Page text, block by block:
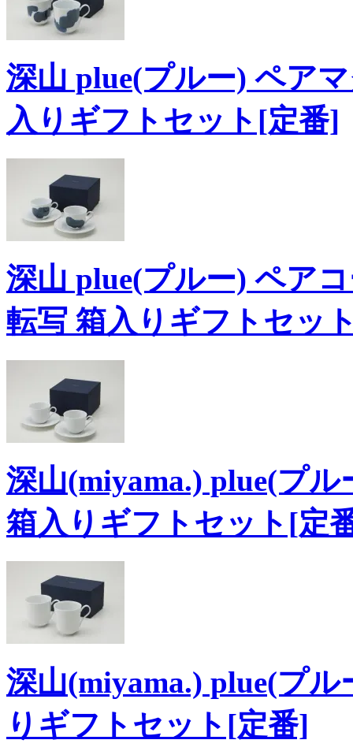
深山 plue(プルー) ペア
入りギフトセット[定番]
深山 plue(プルー) ペア
転写 箱入りギフトセッ
深山(miyama.) plue(プ
箱入りギフトセット[定
深山(miyama.) plue(プ
りギフトセット[定番]